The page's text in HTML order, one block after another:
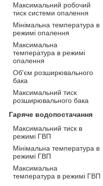
Максимальний робочий
тиск системи опалення
Мінімальна температура в
режимі опалення
Максимальна
температура в режимі
опалення
Об'єм розширювального
бака
Максимальний тиск
розширювального бака
Гаряче водопостачання
Максимальний тиск в
режимі ГВП
Мінімальна температура в
режимі ГВП
Максимальна
температура в режимі ГВП